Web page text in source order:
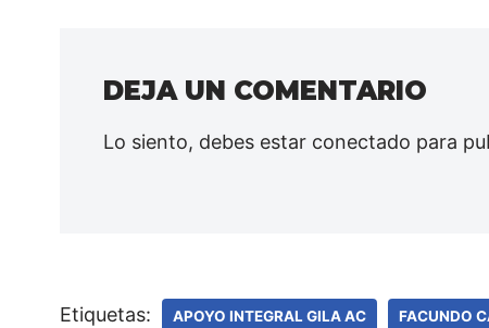
DEJA UN COMENTARIO
Lo siento, debes estar conectado para
Etiquetas: APOYO INTEGRAL GILA AC FACUNDO